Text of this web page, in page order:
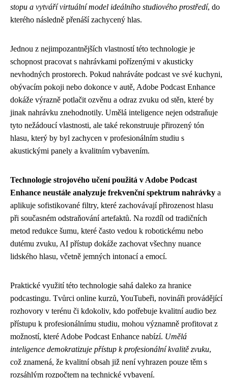
stopu a vytváří virtuální model ideálního studiového prostředí, do
kterého následně přenáší zachycený hlas.
Jednou z nejimpozantnějších vlastností této technologie je
schopnost pracovat s nahrávkami pořízenými v akusticky
nevhodných prostorech. Pokud nahráváte podcast ve své kuchyni,
obývacím pokoji nebo dokonce v autě, Adobe Podcast Enhance
dokáže výrazně potlačit ozvěnu a odraz zvuku od stěn, které by
jinak nahrávku znehodnotily. Umělá inteligence nejen odstraňuje
tyto nežádoucí vlastnosti, ale také rekonstruuje přirozený tón
hlasu, který by byl zachycen v profesionálním studiu s
akustickými panely a kvalitním vybavením.
Technologie strojového učení použitá v Adobe Podcast
Enhance neustále analyzuje frekvenční spektrum nahrávky a
aplikuje sofistikované filtry, které zachovávají přirozenost hlasu
při současném odstraňování artefaktů. Na rozdíl od tradičních
metod redukce šumu, které často vedou k robotickému nebo
dutému zvuku, AI přístup dokáže zachovat všechny nuance
lidského hlasu, včetně jemných intonací a emocí.
Praktické využití této technologie sahá daleko za hranice
podcastingu. Tvůrci online kurzů, YouTubeři, novináři provádějící
rozhovory v terénu či kdokoliv, kdo potřebuje kvalitní audio bez
přístupu k profesionálnímu studiu, mohou významně profitovat z
možností, které Adobe Podcast Enhance nabízí. Umělá
inteligence demokratizuje přístup k profesionální kvalitě zvuku,
což znamená, že kvalitní obsah již není vyhrazen pouze těm s
rozsáhlým rozpočtem na technické vybavení.